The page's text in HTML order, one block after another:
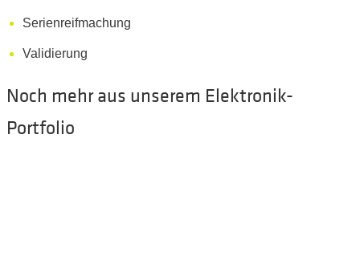
Serienreifmachung
Validierung
Noch mehr aus unserem Elektronik-
Portfolio